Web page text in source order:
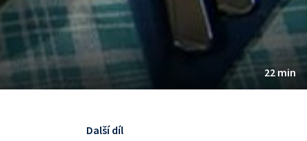
22 min
Další díl